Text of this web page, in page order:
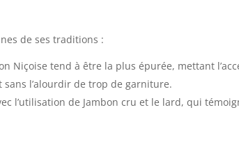
de ses traditions :
Niçoise tend à être la plus épurée, mettant
l’alourdir de trop de garniture.
l’utilisation de Jambon cru et le lard, qui